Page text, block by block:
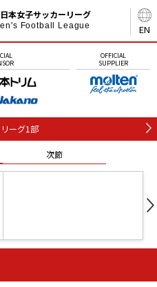
EN
本女子サッカーリーグ
Football League
OFFICIAL
SUPPLIER
ーグ1部
次節
石人の星